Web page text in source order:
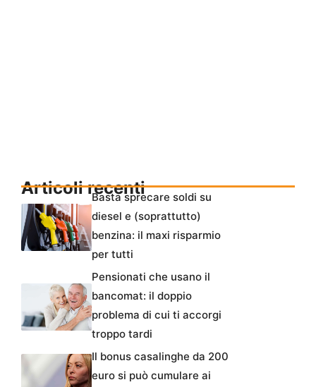
Articoli recentiBasta sprecare soldi su
diesel e (soprattutto)
benzina: il maxi risparmio
per tutti
Pensionati che usano il
bancomat: il doppio
problema di cui ti accorgi
troppo tardi
Il bonus casalinghe da 200
euro si può cumulare ai